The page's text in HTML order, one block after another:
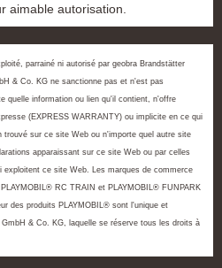
aimable autorisation.
parrainé ni autorisé par geobra Brandstätter
& Co. KG ne sanctionne pas et n'est pas
quelle information ou lien qu'il contient, n'offre
(EXPRESS WARRANTY) ou implicite en ce qui
trouvé sur ce site Web ou n'importe quel autre site
apparaissant sur ce site Web ou par celles
exploitent ce site Web. Les marques de commerce
RC TRAIN et PLAYMOBIL® FUNPARK
des produits PLAYMOBIL® sont l'unique et
& Co. KG, laquelle se réserve tous les droits à